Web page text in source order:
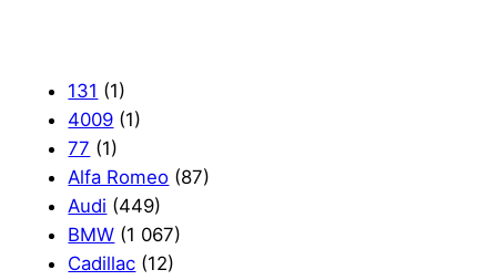
131 (1)
4009 (1)
77 (1)
Alfa Romeo (87)
Audi (449)
BMW (1 067)
Cadillac (12)